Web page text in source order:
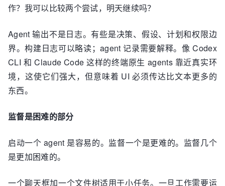
作？我可以比较两个尝试，明天继续吗？
Agent 输出不是日志。有些是决策、假设、计划和权限边
界。构建日志可以略读；agent 记录需要解释。像 Codex
CLI 和 Claude Code 这样的终端原生 agents 靠近真实环
境，这使它们强大，但意味着 UI 必须传达比文本更多的
东西。
监督是困难的部分
启动一个 agent 是容易的。监督一个是更难的。监督几个
是更加困难的。
一个聊天框加一个文件树适用于小任务。一旦工作需要运